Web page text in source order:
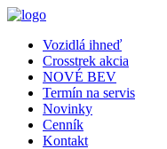
Vozidlá ihneď
Crosstrek akcia
NOVÉ BEV
Termín na servis
Novinky
Cenník
Kontakt